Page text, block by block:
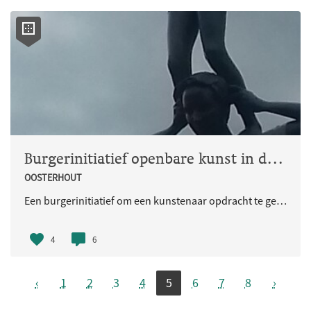
Burgerinitiatief openbare kunst in de wijk
OOSTERHOUT
Een burgerinitiatief om een kunstenaar opdracht te geven voor een kunstwerk dat een relate heeft met de wijk Oosterhout.
4 6
‹ 1 2 3 4 5 6 7 8 ›